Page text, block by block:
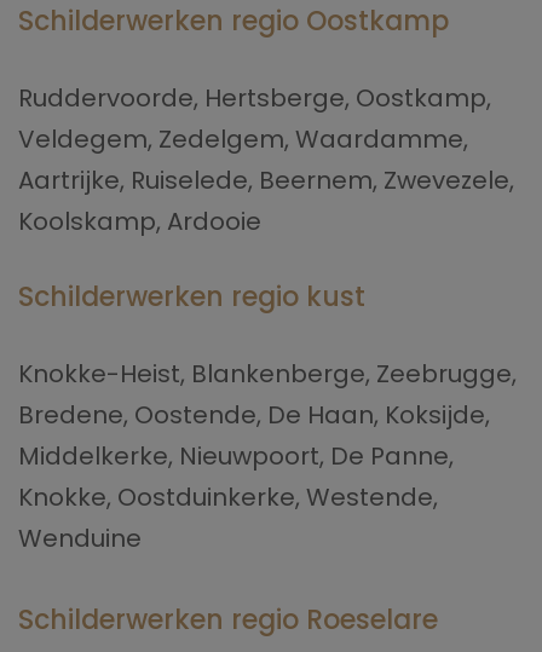
Schilderwerken regio Oostkamp
Ruddervoorde, Hertsberge, Oostkamp, ​​
Veldegem, Zedelgem, Waardamme,
Aartrijke, Ruiselede, Beernem, Zwevezele,
Koolskamp, Ardooie
Schilderwerken regio kust
Knokke-Heist, Blankenberge, Zeebrugge,
Bredene, Oostende, De Haan, Koksijde,
Middelkerke, Nieuwpoort, De Panne,
Knokke, Oostduinkerke, Westende,
Wenduine
Schilderwerken regio Roeselare